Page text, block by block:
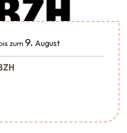
zum 9. August